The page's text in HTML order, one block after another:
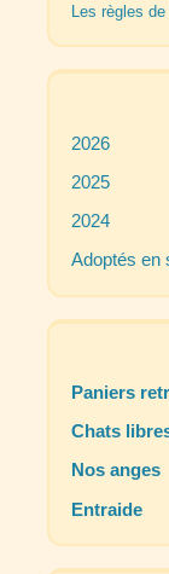
Les règles
2026
2025
2024
Adoptés en
Paniers
Chats
Nos anges
Entraide